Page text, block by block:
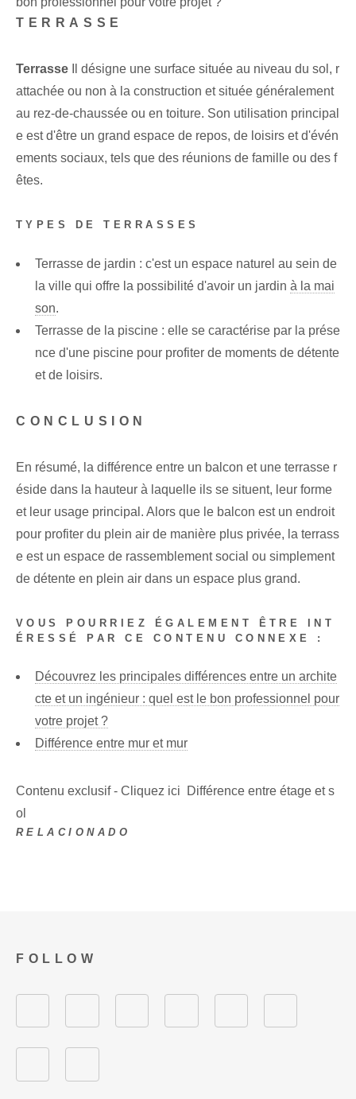
TERRASSE
Terrasse Il désigne une surface située au niveau du sol, r
attachée ou non à la construction et située généralement
au rez-de-chaussée ou en toiture. Son utilisation principal
e est d'être un grand espace de repos, de loisirs et d'évén
ements sociaux, tels que des réunions de famille ou des f
êtes.
TYPES DE TERRASSES
Terrasse de jardin : c'est un espace naturel au sein de
la ville qui offre la possibilité d'avoir un jardin à la mai
son.
Terrasse de la piscine : elle se caractérise par la prése
nce d'une piscine pour profiter de moments de détente
et de loisirs.
CONCLUSION
En résumé, la différence entre un balcon et une terrasse r
éside dans la hauteur à laquelle ils se situent, leur forme
et leur usage principal. Alors que le balcon est un endroit
pour profiter du plein air de manière plus privée, la terrass
e est un espace de rassemblement social ou simplement
de détente en plein air dans un espace plus grand.
VOUS POURRIEZ ÉGALEMENT ÊTRE INT
ÉRESSÉ PAR CE CONTENU CONNEXE :
Découvrez les principales différences entre un archite
cte et un ingénieur : quel est le bon professionnel pour
votre projet ?
Différence entre mur et mur
Contenu exclusif - Cliquez ici Différence entre étage et s
ol
RELACIONADO
FOLLOW